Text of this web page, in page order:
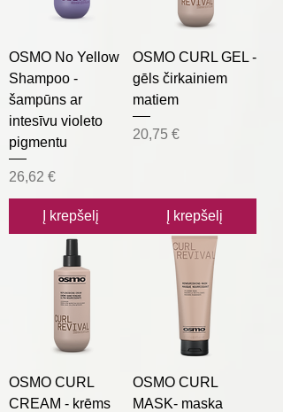
OSMO No Yellow
Shampoo -
šampūns ar
intesīvu violeto
pigmentu
Kaina
26,62 €
Į krepšelį
OSMO CURL GEL -
gēls čirkainiem
matiem
Kaina
20,75 €
Į krepšelį
OSMO CURL
CREAM - krēms
OSMO CURL
MASK- maska